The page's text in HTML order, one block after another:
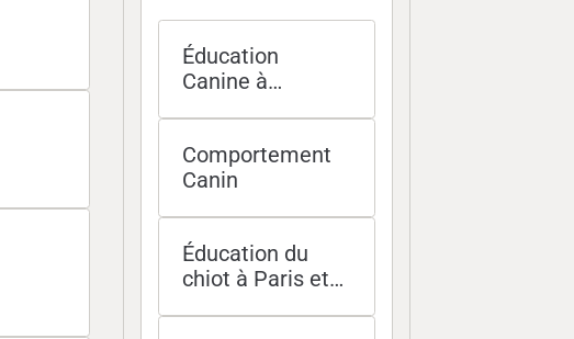
Éducation
Canine à
Comportement
Canin
Éducation du
chiot à Paris et